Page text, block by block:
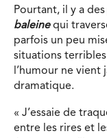
Pourtant, il y a
baleinequi
parfois un peu
situations
l’humour ne
dramatique.
« J’essaie de
entre les rires et